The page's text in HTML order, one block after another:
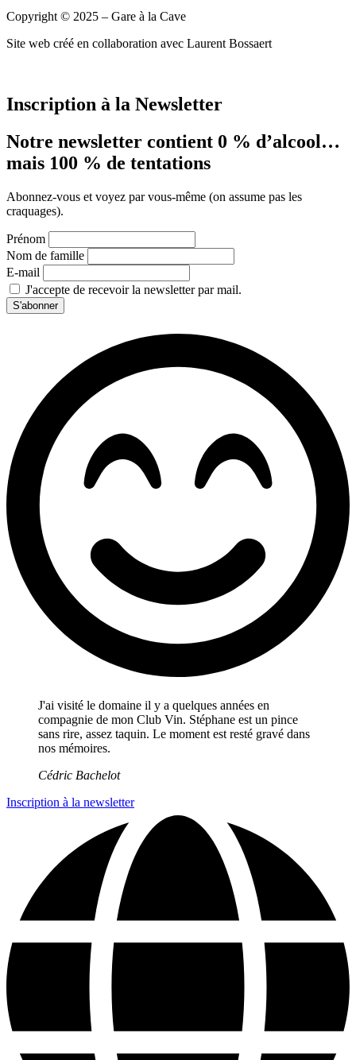
Copyright © 2025 – Gare à la Cave
Site web créé en collaboration avec Laurent Bossaert
Inscription à la Newsletter
Notre newsletter contient 0 % d’alcool…
mais 100 % de tentations
Abonnez-vous et voyez par vous-même (on assume pas les
craquages).
Prénom
Nom de famille
E-mail
J'accepte de recevoir la newsletter par mail.
J'ai visité le domaine il y a quelques années en
compagnie de mon Club Vin. Stéphane est un pince
sans rire, assez taquin. Le moment est resté gravé dans
nos mémoires.
Cédric Bachelot
Inscription à la newsletter